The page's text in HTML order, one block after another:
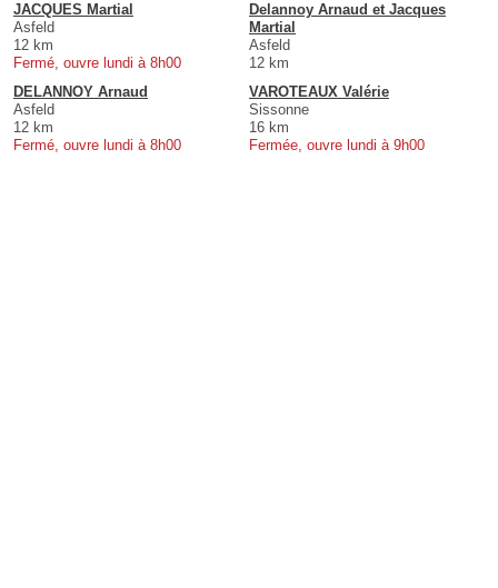
JACQUES Martial
Asfeld
12 km
Fermé, ouvre lundi à 8h00
Delannoy Arnaud et Jacques
Martial
Asfeld
12 km
DELANNOY Arnaud
Asfeld
12 km
Fermé, ouvre lundi à 8h00
VAROTEAUX Valérie
Sissonne
16 km
Fermée, ouvre lundi à 9h00